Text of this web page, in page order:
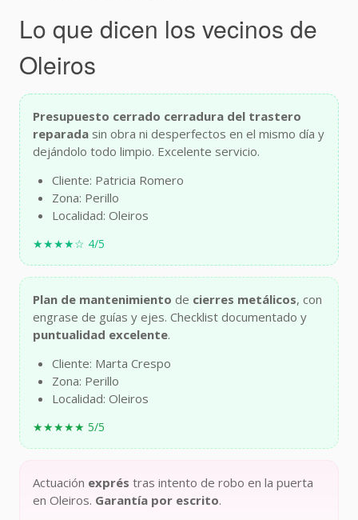
Lo que dicen los vecinos de
Oleiros
Presupuesto cerrado cerradura del trastero
reparada sin obra ni desperfectos en el mismo día y
dejándolo todo limpio. Excelente servicio.
Cliente: Patricia Romero
Zona: Perillo
Localidad: Oleiros
★★★★☆ 4/5
Plan de mantenimiento de cierres metálicos, con
engrase de guías y ejes. Checklist documentado y
puntualidad excelente.
Cliente: Marta Crespo
Zona: Perillo
Localidad: Oleiros
★★★★★ 5/5
Actuación exprés tras intento de robo en la puerta
en Oleiros. Garantía por escrito.